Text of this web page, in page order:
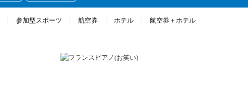
参加型スポーツ 航空券 ホテル 航空券＋ホテル